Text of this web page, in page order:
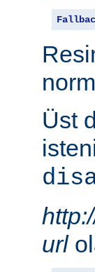
Üst
url